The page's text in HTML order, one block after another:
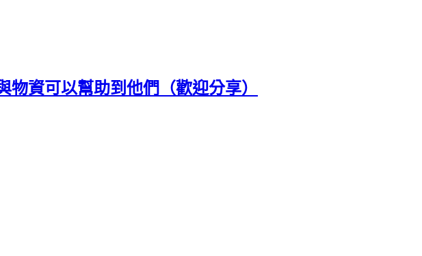
資可以幫助到他們（歡迎分享）